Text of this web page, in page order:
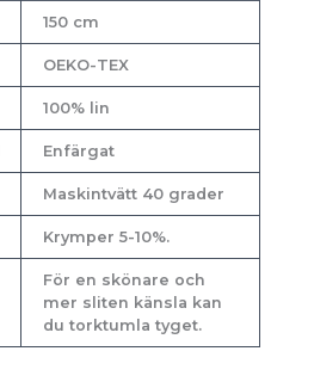
150 cm
OEKO-TEX
100% lin
Enfärgat
Maskintvätt 40 grader
Krymper 5-10%.
För en skönare och
mer sliten känsla kan
du torktumla tyget.